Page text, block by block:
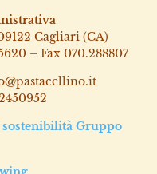
Cagliari (CA)
– Fax 070.288807
Gruppo